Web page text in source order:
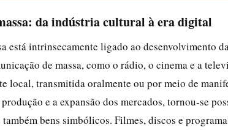
da indústria cultural à era digital
está intrinsecamente ligado ao desenvolvimento
de massa, como o rádio, o cinema e a
local, transmitida oralmente ou por meio de
e a expansão dos mercados, tornou-se
bens simbólicos. Filmes, discos e